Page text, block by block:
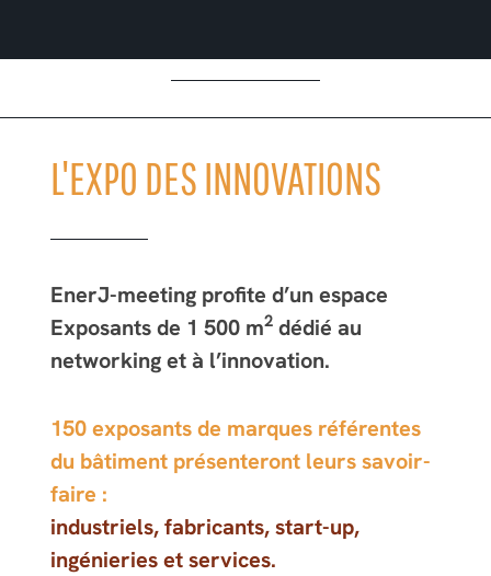
L'EXPO DES INNOVATIONS
EnerJ-meeting profite d’un espace
Exposants de 1 500 m2dédié au
networking et à l’innovation.
150 exposants de marques référentes
du bâtiment présenteront leurs savoir-
faire :
industriels, fabricants, start-up,
ingénieries et services.